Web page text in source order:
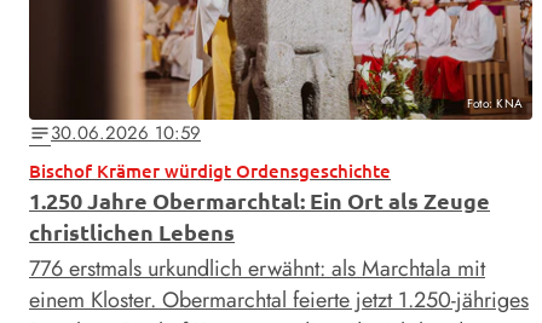
Foto: KNA
notes30.06.2026 10:59
Bischof Krämer würdigt Ordensgeschichte
1.250 Jahre Obermarchtal: Ein Ort als Zeuge
christlichen Lebens
776 erstmals urkundlich erwähnt: als Marchtala mit
einem Kloster. Obermarchtal feierte jetzt 1.250-jähriges